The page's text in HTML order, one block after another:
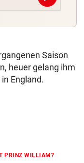
Saison
heuer gelang ihm
England.
PRINZ WILLIAM?